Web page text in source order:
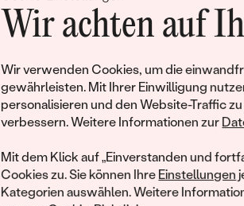
Wir achten auf
Wir verwenden Cookies, um die
gewährleisten. Mit Ihrer Einwilligung
personalisieren und den Website-Traffic
verbessern. Weitere Informationen zur
Mit dem Klick auf „Einverstanden und
Cookies zu. Sie können Ihre Einstellungen
Kategorien auswählen. Weitere